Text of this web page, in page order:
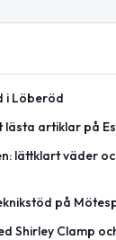
i Löberöd
lästa artiklar på
lättklart väder
på
Shirley Clamp